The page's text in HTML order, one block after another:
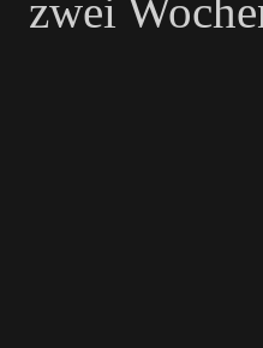
zwei